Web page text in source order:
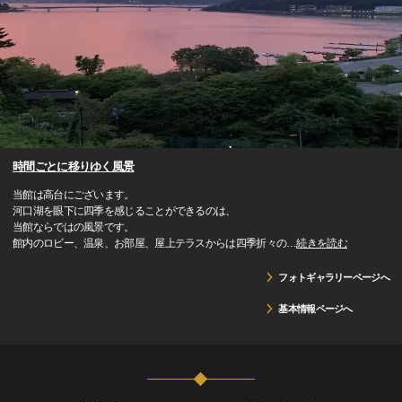
時間ごとに移りゆく風景
当館は高台にございます。
河口湖を眼下に四季を感じることができるのは、
当館ならではの風景です。
館内のロビー、温泉、お部屋、屋上テラスからは四季折々の…続きを読む
フォトギャラリーページへ
基本情報ページへ